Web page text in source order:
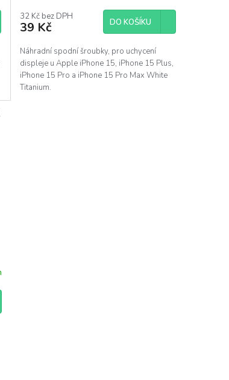
32 Kč bez DPH
39 Kč DO KOŠÍKU
Náhradní spodní šroubky, pro uchycení
displeje u Apple iPhone 15, iPhone 15 Plus,
iPhone 15 Pro a iPhone 15 Pro Max White
Titanium.